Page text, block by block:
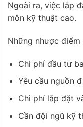
Ngoài ra, việc lắp
môn kỹ thuật cao.
Những nhược
Chi phí đầu tư
Yêu cầu nguồn
Chi phí lắp đặt
Cần đội ngũ kỹ